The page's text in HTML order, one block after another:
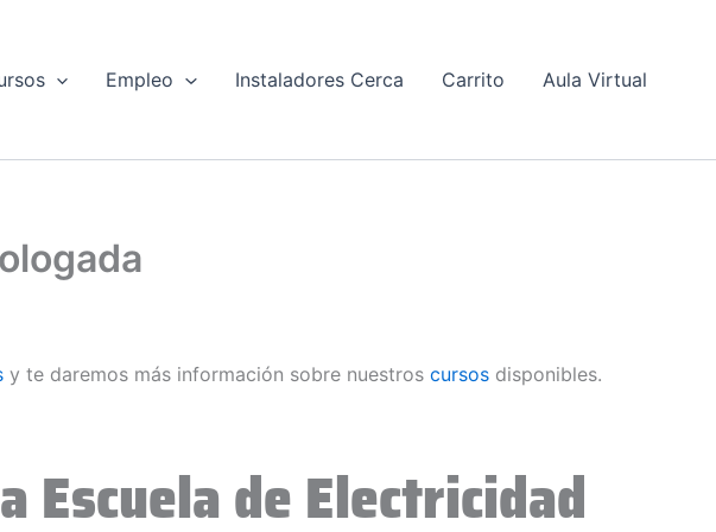
Empleo Instaladores Cerca Carrito Aula Virtual
y te daremos más información sobre nuestros cursos disponibles.
Escuela de Electricidad